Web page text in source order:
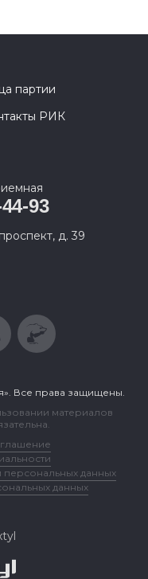
партии
РИК
93
д. 39
Все права защищены.
материалов
данных
данных